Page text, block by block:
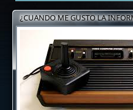
¿CUANDO ME GUSTO LA